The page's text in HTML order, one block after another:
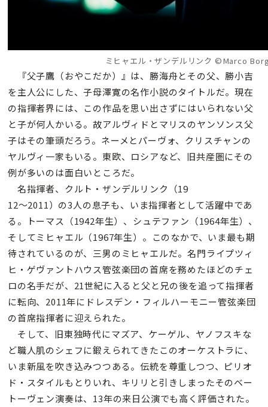
ミヒャエル・ザンデルリンク ©Marco
『父子鷹（おやこだか）』は、勝海舟とその父、勝小吉
を主人公にした、子母澤寛の名作小説のタイトルだ。現在
の指揮者界には、この作品を思い出さずにはいられない父
と子が何人かいる。故アルヴィドとマリスのヤンソンス父
子はその筆頭だろう。ネーメとパーヴォ、クリスチャンの
ヤルヴィ一家もいる。東欧、ロシアなど、旧共産圏にその
例が多いのは面白いところだ。
名指揮者、クルト・ザンデルリンク（19
12〜2011）の3人の息子も、いま指揮者として活躍中であ
る。トーマス（1942年生）、シュテファン（1964年生）、
そしてミヒャエル（1967年生）。このなかで、いま最も期
待されているのが、三男のミヒャエルだ。名門ライプツィ
ヒ・ゲヴァントハウス管弦楽団の首席を務めたほどのチェ
ロの名手だが、21世紀に入ると父と兄の後を追って指揮者
に転向、2011年にドレスデン・フィルハーモニー管弦楽団
の首席指揮者に迎えられた。
そして、旧東独時代にマズア、ケーゲル、ヤノフスキな
ど職人肌のシェフに鍛えられてきたこのオーケストラに、
いま新風を吹き込みつつある。伝統を尊重しつつ、ピリオ
ド・スタイルもとりいれ、キリリと引きしまったそのベー
トーヴェン演奏は、13年の来日公演でも高く評価された。